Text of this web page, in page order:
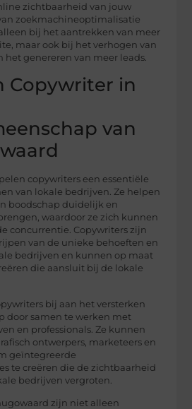
zichtbaarheid van jouw
zoekmachineoptimalisatie
bij het aantrekken van meer
maar ook bij het verhogen van
het genereren van meer leads.
Copywriter in
van
copywriters een essentiële
van lokale bedrijven. Ze helpen
boodschap duidelijk en
waardoor ze zich kunnen
concurrentie. Copywriters zijn
van de unieke behoeften en
bedrijven en kunnen op maat
die aansluit bij de lokale
bij aan het versterken
door samen te werken met
en professionals. Ze kunnen
ontwerpers, marketeers en
geïntegreerde
te creëren die de zichtbaarheid
bedrijven vergroten.
zijn niet alleen